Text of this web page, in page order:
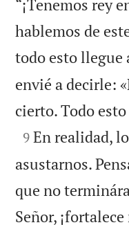
“¡Tenemos rey
hablemos de
todo esto llegue
envié a decirle:
cierto. Todo

9 En realidad,
asustarnos.
que no
Señor,